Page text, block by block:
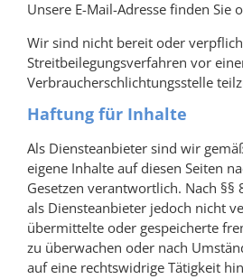
Unsere E-Mail-Adresse finden Sie
Wir sind nicht bereit oder
Streitbeilegungsverfahren vor
Verbraucherschlichtungsstelle
Haftung für Inhalte
Als Diensteanbieter sind wir
eigene Inhalte auf diesen Seiten
Gesetzen verantwortlich. Nach §§
als Diensteanbieter jedoch nicht
übermittelte oder gespeicherte
zu überwachen oder nach
auf eine rechtswidrige Tätigkeit